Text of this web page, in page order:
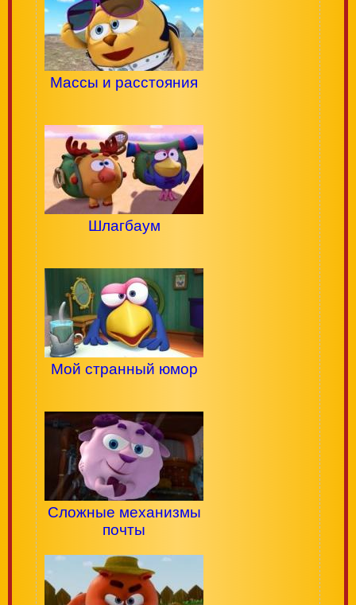
Массы и расстояния
Шлагбаум
Мой странный юмор
Сложные механизмы
почты